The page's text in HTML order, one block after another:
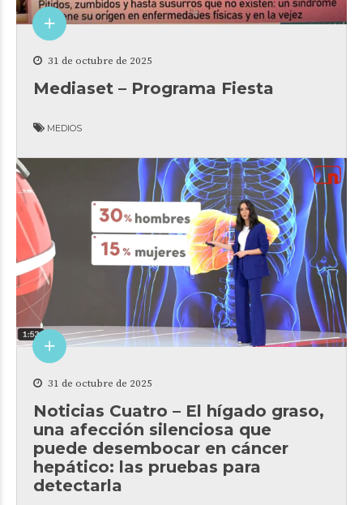
31 de octubre de 2025
Mediaset – Programa Fiesta
MEDIOS
31 de octubre de 2025
Noticias Cuatro – El hígado graso,
una afección silenciosa que
puede desembocar en cáncer
hepático: las pruebas para
detectarla